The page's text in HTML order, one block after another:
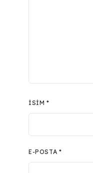
İSIM*
E-POSTA *